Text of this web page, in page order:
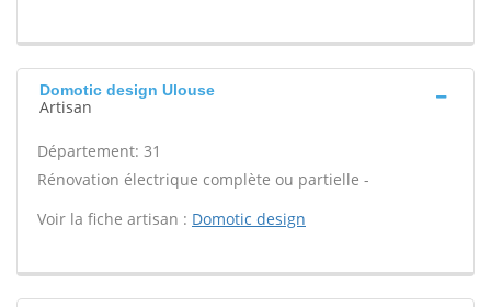
Domotic design Ulouse
Artisan
Département: 31
Rénovation électrique complète ou partielle -
Voir la fiche artisan : Domotic design